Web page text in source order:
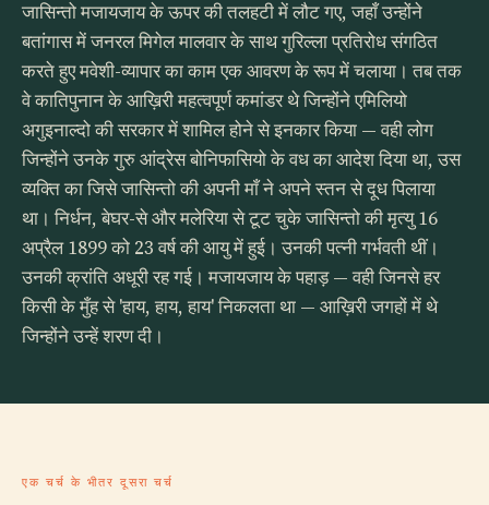
जासिन्तो मजायजाय के ऊपर की तलहटी में लौट गए, जहाँ उन्होंने
बतांगास में जनरल मिगेल मालवार के साथ गुरिल्ला प्रतिरोध संगठित
करते हुए मवेशी-व्यापार का काम एक आवरण के रूप में चलाया। तब तक
वे कातिपुनान के आख़िरी महत्वपूर्ण कमांडर थे जिन्होंने एमिलियो
अगुइनाल्दो की सरकार में शामिल होने से इनकार किया — वही लोग
जिन्होंने उनके गुरु आंद्रेस बोनिफासियो के वध का आदेश दिया था, उस
व्यक्ति का जिसे जासिन्तो की अपनी माँ ने अपने स्तन से दूध पिलाया
था। निर्धन, बेघर-से और मलेरिया से टूट चुके जासिन्तो की मृत्यु 16
अप्रैल 1899 को 23 वर्ष की आयु में हुई। उनकी पत्नी गर्भवती थीं।
उनकी क्रांति अधूरी रह गई। मजायजाय के पहाड़ — वही जिनसे हर
किसी के मुँह से 'हाय, हाय, हाय' निकलता था — आख़िरी जगहों में थे
जिन्होंने उन्हें शरण दी।
एक चर्च के भीतर दूसरा चर्च